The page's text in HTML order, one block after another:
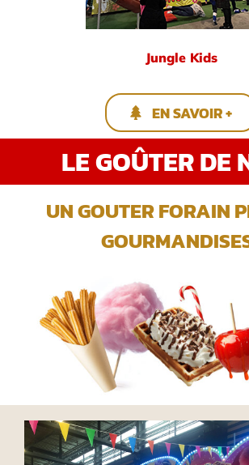
Jungle Kids
EN SAVOIR +
LE GOÛTER DE
UN GOUTER FORAIN